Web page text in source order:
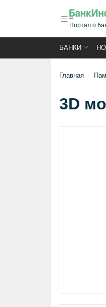
Портал о
БАНКИ
Главная
3D